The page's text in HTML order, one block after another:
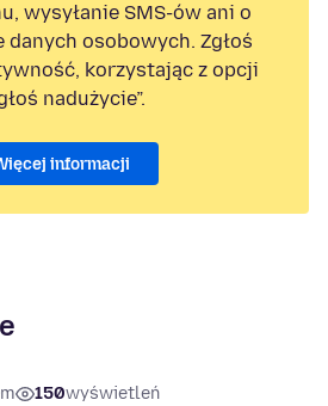
wysyłanie SMS-ów ani o
osobowych. Zgłoś
korzystając z opcji
nadużycie”.
informacji
150wyświetleń